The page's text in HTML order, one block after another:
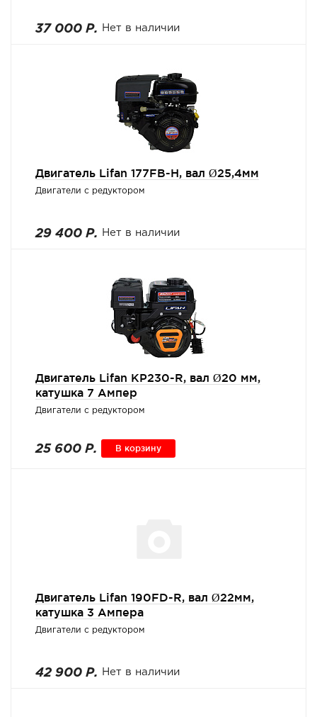
37 000 Р. Нет в наличии
Двигатель Lifan 177FB-H, вал Ø25,4мм
Двигатели с редуктором
29 400 Р. Нет в наличии
Двигатель Lifan KP230-R, вал Ø20 мм,
катушка 7 Ампер
Двигатели с редуктором
25 600 Р. В корзину
Двигатель Lifan 190FD-R, вал Ø22мм,
катушка 3 Ампера
Двигатели с редуктором
42 900 Р. Нет в наличии